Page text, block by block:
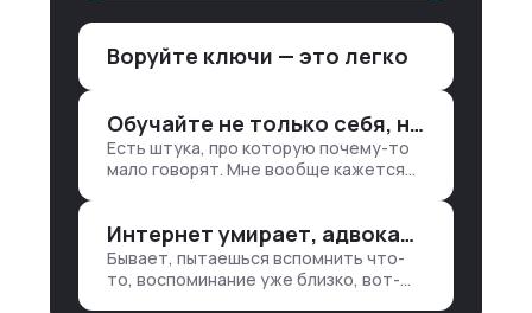
Объясню в разрезе нашей
лет 15 назад, нужно было:
1. Собирать данные в одну базу и
разгребать их оттуда вручную:
проекту — все ручками
Воруйте ключи — это легко
Обучайте не только себя, но и клиентов
Есть штука, про которую почему-то
мало говорят. Мне вообще кажется
стороны. Ты что-то хватаешь у
клиента: е…
Интернет умирает, адвокаты и судьи в растерянности, а я хочу песню
Бывает, пытаешься вспомнить что-
то, воспоминание уже близко, вот-